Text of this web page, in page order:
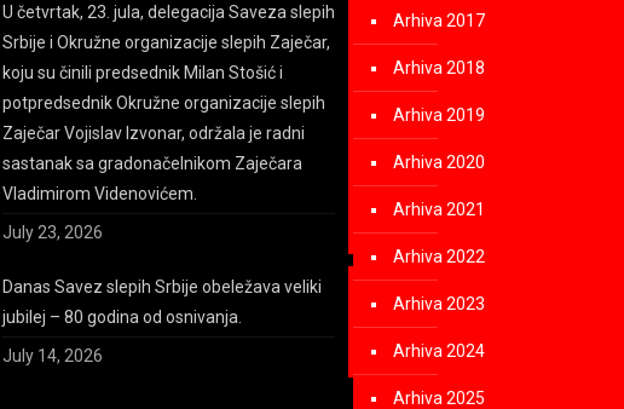
U četvrtak, 23. jula, delegacija Saveza slepih
Srbije i Okružne organizacije slepih Zaječar,
koju su činili predsednik Milan Stošić i
potpredsednik Okružne organizacije slepih
Zaječar Vojislav Izvonar, održala je radni
sastanak sa gradonačelnikom Zaječara
Vladimirom Videnovićem.
July 23, 2026
Danas Savez slepih Srbije obeležava veliki
jubilej – 80 godina od osnivanja.
July 14, 2026
Arhiva 2017
Arhiva 2018
Arhiva 2019
Arhiva 2020
Arhiva 2021
Arhiva 2022
Arhiva 2023
Arhiva 2024
Arhiva 2025